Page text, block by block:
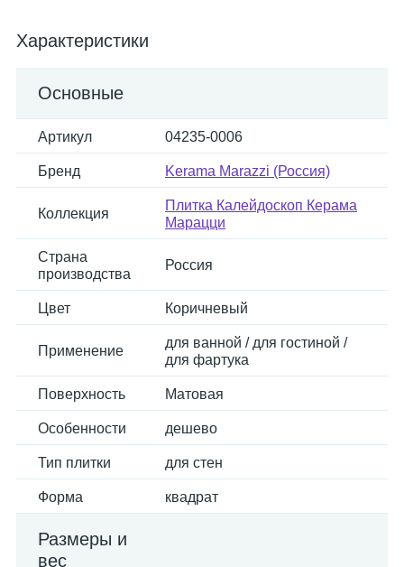
Характеристики
Основные
Артикул 04235-0006
Бренд Kerama Marazzi (Россия)
Коллекция
Плитка Калейдоскоп Керама
Марацци
Страна
производства
Россия
Цвет Коричневый
Применение
для ванной / для гостиной /
для фартука
Поверхность Матовая
Особенности дешево
Тип плитки для стен
Форма квадрат
Размеры и
вес